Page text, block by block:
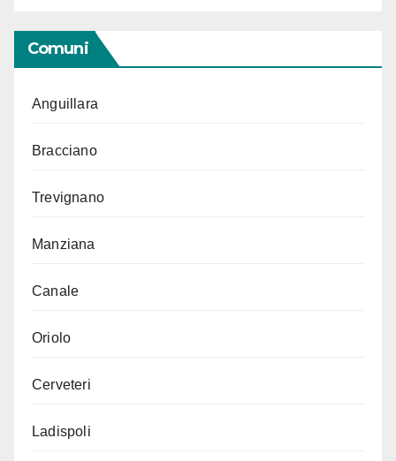
Comuni
Anguillara
Bracciano
Trevignano
Manziana
Canale
Oriolo
Cerveteri
Ladispoli